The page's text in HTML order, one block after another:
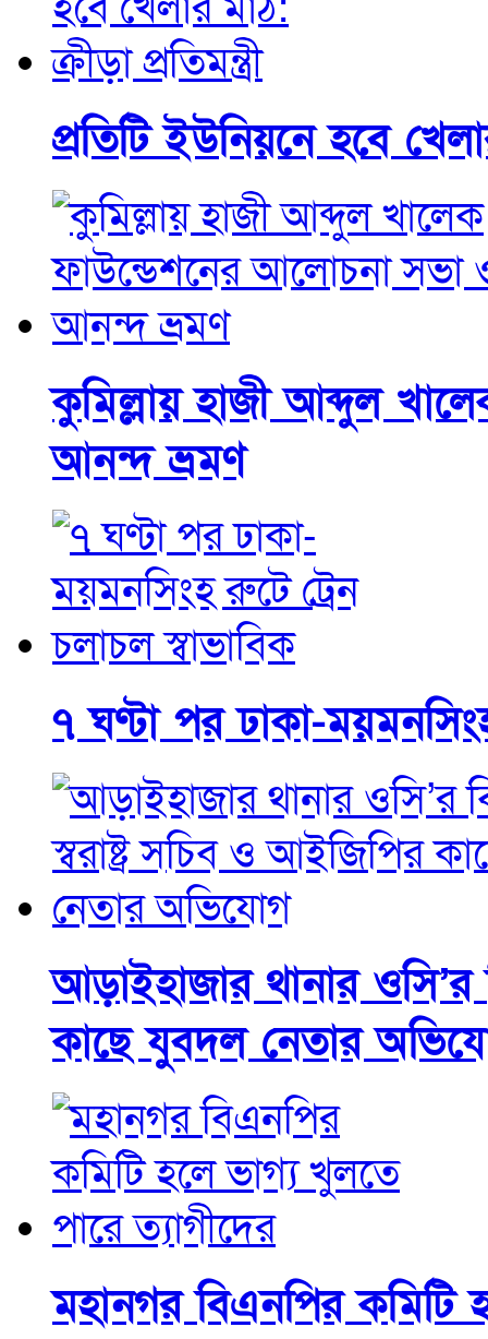
প্রতিটি ইউনিয়নে হবে
কুমিল্লায় হাজী আব্দুল
আনন্দ ভ্রমণ
৭ ঘণ্টা পর ঢাকা-
আড়াইহাজার থানার ওসি’র
কাছে যুবদল নেতার
মহানগর বিএনপির কমিটি